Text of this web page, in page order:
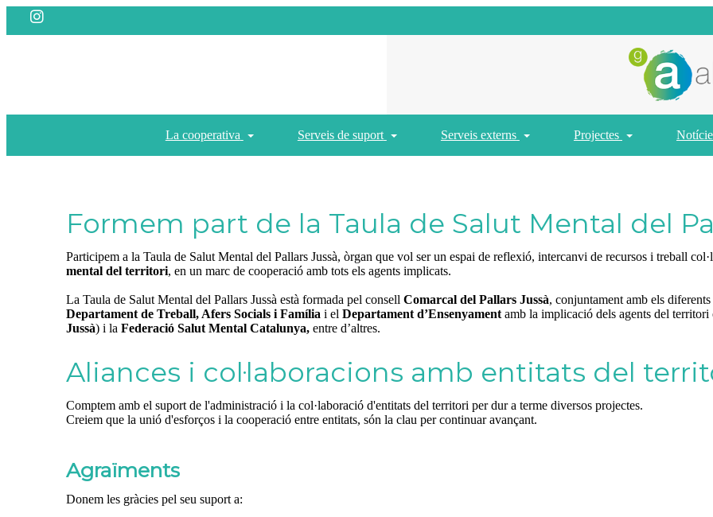
La cooperativa Serveis de suport Serveis externs Projectes
Formem part de la Taula de Salut Mental del
Participem a la Taula de Salut Mental del Pallars Jussà, òrgan que vol ser un espai de reflexió, intercanvi de recursos i treball
mental del territori, en un marc de cooperació amb tots els agents implicats.
La Taula de Salut Mental del Pallars Jussà està formada pel consell Comarcal del Pallars Jussà, conjuntament amb els
Departament de Treball, Afers Socials i Família i el Departament d’Ensenyamentamb la implicació dels agents del territori
Jussà) i la Federació Salut Mental Catalunya,entre d’altres.
Aliances i col·laboracions amb entitats del
Comptem amb el suport de l'administració i la col·laboració d'entitats del territori per dur a terme diversos projectes.
Creiem que la unió d'esforços i la cooperació entre entitats, són la clau per continuar avançant.
Agraïments
Donem les gràcies pel seu suport a: